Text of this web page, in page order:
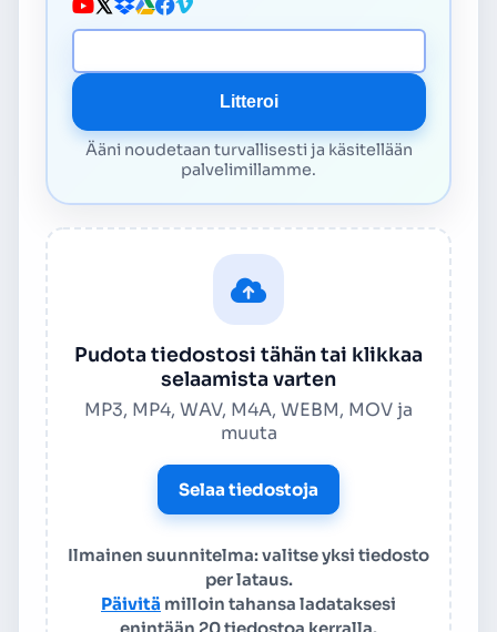
Median URL
Litteroi
Ääni noudetaan turvallisesti ja käsitellään
palvelimillamme.
Pudota tiedostosi tähän tai klikkaa
selaamista varten
MP3, MP4, WAV, M4A, WEBM, MOV ja
muuta
Selaa tiedostoja
Ilmainen suunnitelma: valitse yksi tiedosto
per lataus.
Päivitä milloin tahansa ladataksesi